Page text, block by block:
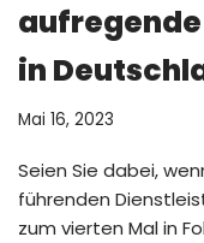
aufregende
in
Mai 16, 2023
Seien Sie dabei,
führenden
zum vierten Mal in